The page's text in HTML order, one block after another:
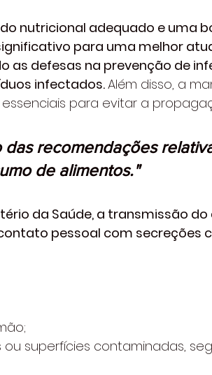
nutricional adequado e uma
para uma melhor
as defesas na prevenção de
infectados. Além disso, a
para evitar a
das recomendações
de alimentos."
da Saúde, a transmissão
pessoal com secreções
superfícies contaminadas,